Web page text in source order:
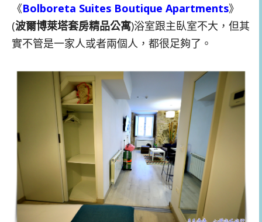
《Bolboreta Suites Boutique Apartments》
(波爾博萊塔套房精品公寓)浴室跟主臥室不大，但其
實不管是一家人或者兩個人，都很足夠了。